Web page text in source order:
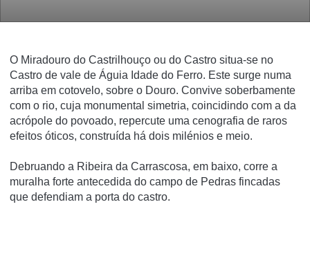
O Miradouro do Castrilhouço ou do Castro situa-se no
Castro de vale de Águia Idade do Ferro. Este surge numa
arriba em cotovelo, sobre o Douro. Convive soberbamente
com o rio, cuja monumental simetria, coincidindo com a da
acrópole do povoado, repercute uma cenografia de raros
efeitos óticos, construída há dois milénios e meio.
Debruando a Ribeira da Carrascosa, em baixo, corre a
muralha forte antecedida do campo de Pedras fincadas
que defendiam a porta do castro.